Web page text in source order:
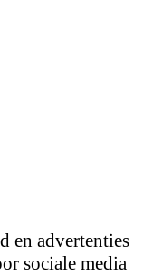
en advertenties
sociale media